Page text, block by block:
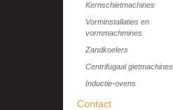
Kernschietmachines
Vorminstallaties en
vormmachmines
Zandkoelers
Centrifugaal gietmachines
Inductie-ovens
Contact